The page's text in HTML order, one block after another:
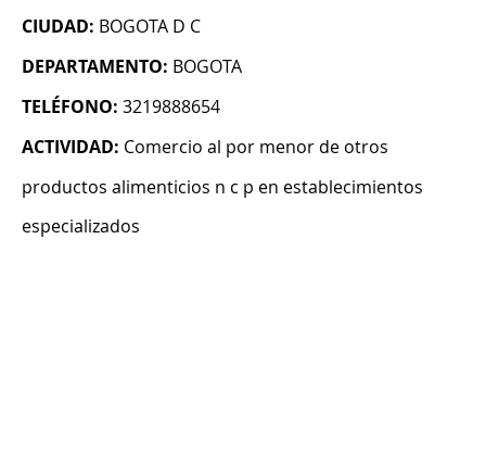
CIUDAD: BOGOTA D C
DEPARTAMENTO: BOGOTA
TELÉFONO: 3219888654
ACTIVIDAD: Comercio al por menor de otros
productos alimenticios n c p en establecimientos
especializados